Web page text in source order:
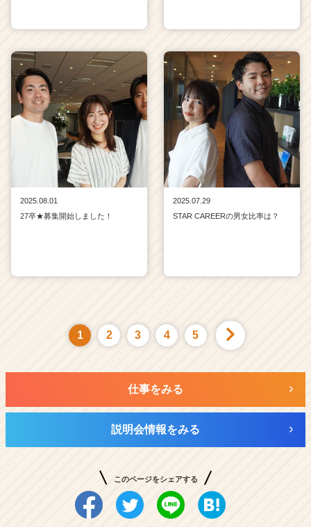
2025.08.01
27卒★募集開始しました！
2025.07.29
STAR CAREERの男女比率は？
1 2 3 4 5
仕事をみる
説明会情報をみる
このページをシェアする